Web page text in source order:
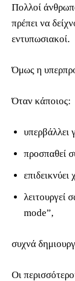
Πολλοί
πρέπει να
εντυπωσιακοί.
Όμως η
Όταν κάποιος:
υπερβάλλει
προσπαθεί
λειτουργεί
mode”,
συχνά
Οι